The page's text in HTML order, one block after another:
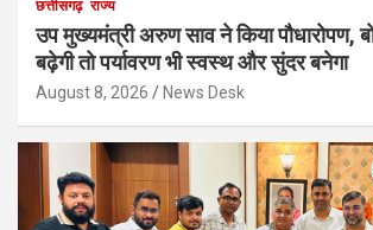
छत्तीसगढ़ राज्य
उप मुख्यमंत्री अरुण साव ने किया पौधारोपण,
बढ़ेगी तो पर्यावरण भी स्वस्थ और सुंदर बनेगा
August 8, 2026 News Desk